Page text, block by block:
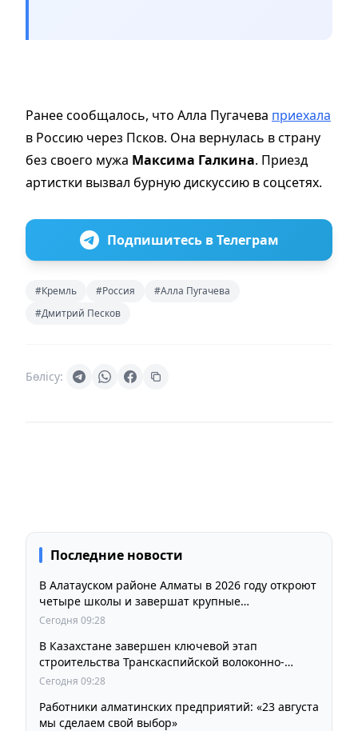
Ранее сообщалось, что Алла Пугачева приехала
в Россию через Псков. Она вернулась в страну
без своего мужа Максима Галкина. Приезд
артистки вызвал бурную дискуссию в соцсетях.
Подпишитесь в Телеграм
#Кремль #Россия
#Алла Пугачева
#Дмитрий Песков
Бөлісу:
Последние новости
В Алатауском районе Алматы в 2026 году откроют
четыре школы и завершат крупные
инфраструктурные проекты
Сегодня 09:28
В Казахстане завершен ключевой этап
строительства Транскаспийской волоконно-
оптической линии связи
Сегодня 09:28
Работники алматинских предприятий: «23 августа
мы сделаем свой выбор»